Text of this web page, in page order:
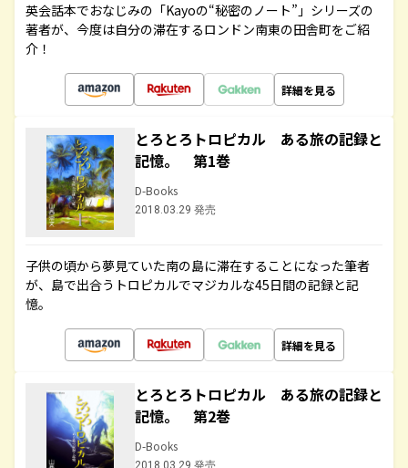
英会話本でおなじみの「Kayoの“秘密のノート”」シリーズの
著者が、今度は自分の滞在するロンドン南東の田舎町をご紹
介！
詳細を見る
とろとろトロピカル ある旅の記録と
記憶。 第1巻
D-Books
2018.03.29 発売
子供の頃から夢見ていた南の島に滞在することになった筆者
が、島で出合うトロピカルでマジカルな45日間の記録と記
憶。
詳細を見る
とろとろトロピカル ある旅の記録と
記憶。 第2巻
D-Books
2018.03.29 発売